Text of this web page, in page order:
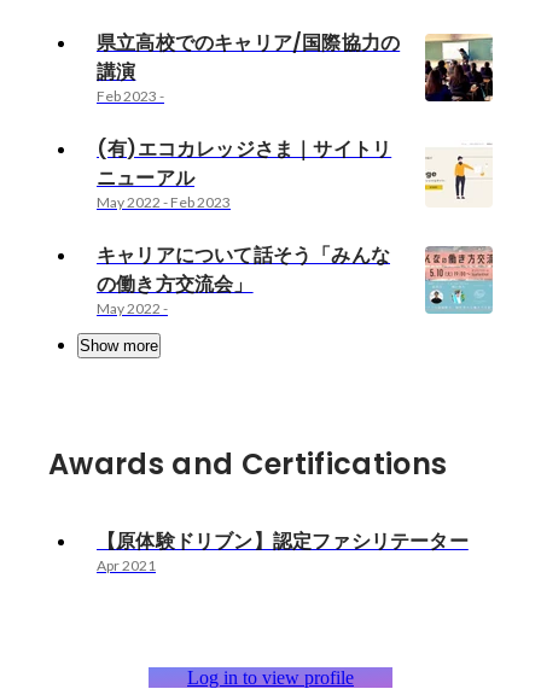
県立高校でのキャリア/国際協力の
講演
Feb 2023 -
(有)エコカレッジさま｜サイトリ
ニューアル
May 2022 - Feb 2023
キャリアについて話そう「みんな
の働き方交流会」
May 2022 -
Show more
Awards and Certifications
【原体験ドリブン】認定ファシリテーター
Apr 2021
Log in to view profile